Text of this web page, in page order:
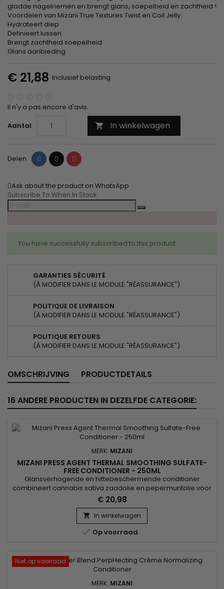
gladde nagelriemen en brengt glans, soepelheid en zachtheid !
Voordelen van Mizani True Textures Twist en Coil Jelly :
Hydrateert diep
Definieert lussen
Brengt zachtheid soepelheid
Glans aanbieding
€ 21,88 Inclusief belasting
Il n'y a pas encore d'avis.
Aantal
 In winkelwagen
Delen Delen Tweet Pinterest
Ask about the product on WhatsApp
Subscribe To When In Stock
You have successfully subscribed to this product
GARANTIES SÉCURITÉ
(À MODIFIER DANS LE MODULE "RÉASSURANCE")
POLITIQUE DE LIVRAISON
(À MODIFIER DANS LE MODULE "RÉASSURANCE")
POLITIQUE RETOURS
(À MODIFIER DANS LE MODULE "RÉASSURANCE")
OMSCHRIJVING PRODUCTDETAILS
16 ANDERE PRODUCTEN IN DEZELFDE CATEGORIE:
MERK: MIZANI
MIZANI PRESS AGENT THERMAL SMOOTHING SULFATE-
FREE CONDITIONER - 250ML
Glansverhogende en hittebeschermende conditioner
combineert cannabis sativa zaadolie en pepermuntolie voor
revitaliserende haarverzorging. Het beschermt tegen
thermische schade tijdens het stylen, terwijl het het haar glad
maakt en frizz vermindert. Cannabis sativa olie biedt intense
hydratatie zonder het haar te verzwaren, terwijl
pepermuntolie...
€ 20,98
 In winkelwagen
 Op voorraad
Niet op voorraad
MERK: MIZANI